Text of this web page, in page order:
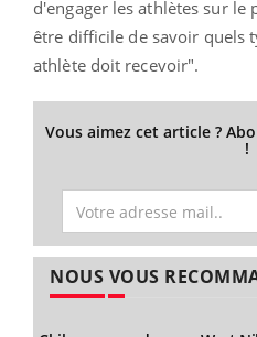
d'engager les athlètes sur
être difficile de savoir quels
athlète doit recevoir".
Vous aimez cet article ?
!
NOUS VOUS